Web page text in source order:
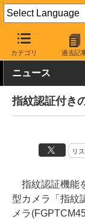
カテゴリ 過去記
AKIBA PC Hotline!
ニュース
指紋認証付き
リ
指紋認証機能
型カメラ「指紋
メラ